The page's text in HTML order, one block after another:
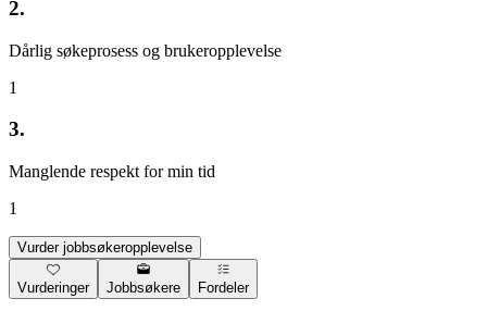
2.
Dårlig søkeprosess og brukeropplevelse
1
3.
Manglende respekt for min tid
1
Vurder jobbsøkeropplevelse
Vurderinger Jobbsøkere Fordeler